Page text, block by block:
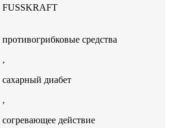
FUSSKRAFT
противогрибковые средства
,
сахарный диабет
,
согревающее действие